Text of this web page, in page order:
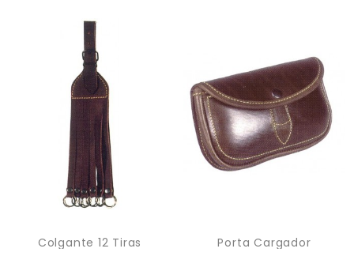
Colgante 12 Tiras Porta Cargador